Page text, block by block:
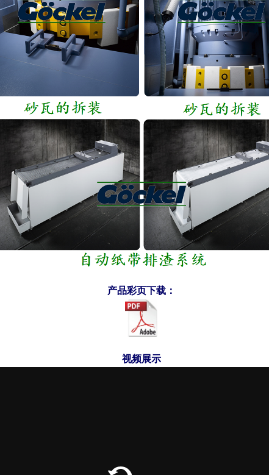
产品彩页下载：
视频展示